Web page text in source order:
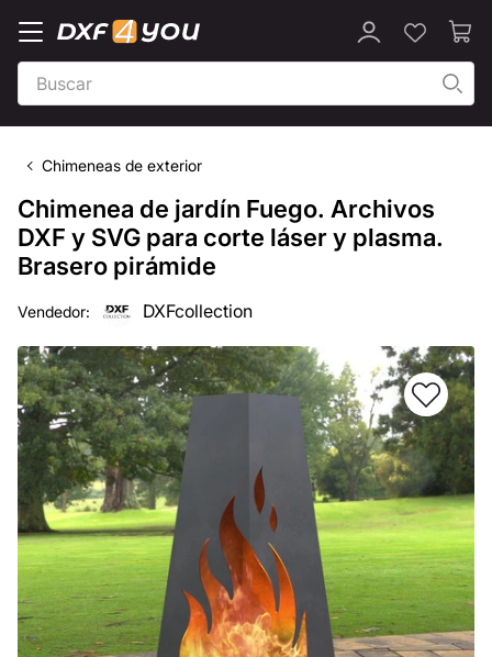
Chimeneas de exterior
Chimenea de jardín Fuego. Archivos
DXF y SVG para corte láser y plasma.
Brasero pirámide
Vendedor: DXFcollection